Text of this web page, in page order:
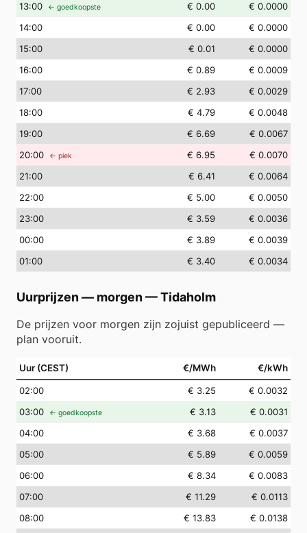
13:00 ← goedkoopste € 0.00
€ 0.0000
14:00 € 0.00
€ 0.0000
15:00 € 0.01
€ 0.0000
16:00 € 0.89
€ 0.0009
17:00 € 2.93
€ 0.0029
18:00 € 4.79
€ 0.0048
19:00 € 6.69
€ 0.0067
20:00 ← piek € 6.95
€ 0.0070
21:00 € 6.41
€ 0.0064
22:00 € 5.00
€ 0.0050
23:00 € 3.59
€ 0.0036
00:00 € 3.89
€ 0.0039
01:00 € 3.40 € 0.0034
Uurprijzen — morgen —Tidaholm
De prijzen voor morgen zijn zojuist gepubliceerd —
plan vooruit.
Uur (CEST) €/MWh €/kWh
02:00 € 3.25
€ 0.0032
03:00 ← goedkoopste € 3.13
€ 0.0031
04:00 € 3.68
€ 0.0037
05:00 € 5.89
€ 0.0059
06:00 € 8.34
€ 0.0083
07:00 € 11.29
€ 0.0113
08:00 € 13.83
€ 0.0138